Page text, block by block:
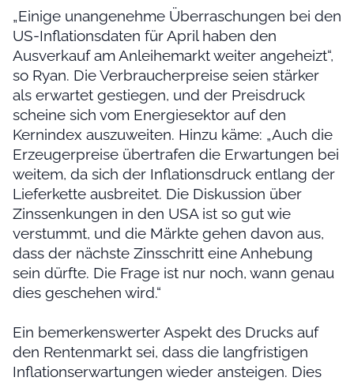
„Einige unangenehme Überraschungen bei den
US-Inflationsdaten für April haben den
Ausverkauf am Anleihemarkt weiter angeheizt“,
so Ryan. Die Verbraucherpreise seien stärker
als erwartet gestiegen, und der Preisdruck
scheine sich vom Energiesektor auf den
Kernindex auszuweiten. Hinzu käme: „Auch die
Erzeugerpreise übertrafen die Erwartungen bei
weitem, da sich der Inflationsdruck entlang der
Lieferkette ausbreitet. Die Diskussion über
Zinssenkungen in den USA ist so gut wie
verstummt, und die Märkte gehen davon aus,
dass der nächste Zinsschritt eine Anhebung
sein dürfte. Die Frage ist nur noch, wann genau
dies geschehen wird.“
Ein bemerkenswerter Aspekt des Drucks auf
den Rentenmarkt sei, dass die langfristigen
Inflationserwartungen wieder ansteigen. Dies